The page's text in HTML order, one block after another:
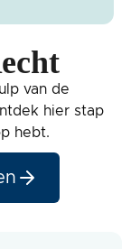
van de
hier stap
hebt.